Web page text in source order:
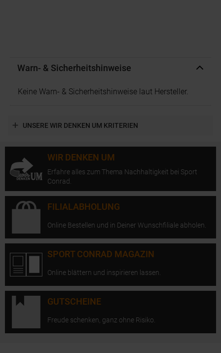
Warn- & Sicherheitshinweise
Keine Warn- & Sicherheitshinweise laut Hersteller.
UNSERE WIR DENKEN UM KRITERIEN
WIR DENKEN UM
Erfahre alles zum Thema Nachhaltigkeit bei Sport
Conrad.
FILIALABHOLUNG
Online Bestellen und in Deiner Wunschfiliale abholen.
SPORT CONRAD MAGAZIN
Online blättern und inspirieren lassen.
GUTSCHEINE
Freude schenken, ganz ohne Risiko.